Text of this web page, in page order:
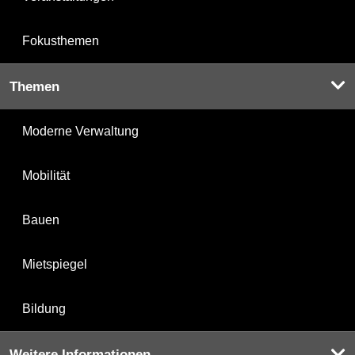
Fokusthemen
Themen
Moderne Verwaltung
Mobilität
Bauen
Mietspiegel
Bildung